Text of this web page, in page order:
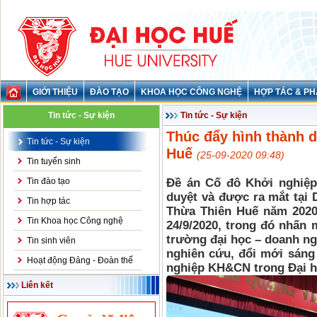
GIỚI THIỆU ĐÀO TẠO KHOA HỌC CÔNG NGHỆ HỢP TÁC &
Tin tức - Sự kiện
Tin tức - Sự kiện
Tin tuyển sinh
Tin đào tạo
Tin hợp tác
Tin Khoa học Công nghệ
Tin sinh viên
Hoạt động Đảng - Đoàn thể
Liên kết
Tin tức - Sự kiện
Thúc đẩy hình thành
Huế (25-09-2020 09:48)
Đề án Cố đô Khởi
duyệt và được ra mắt tại
Thừa Thiên Huế năm
24/9/2020, trong đó nhấn
trường đại học – doanh
nghiên cứu, đổi mới
nghiệp KH&CN trong Đại